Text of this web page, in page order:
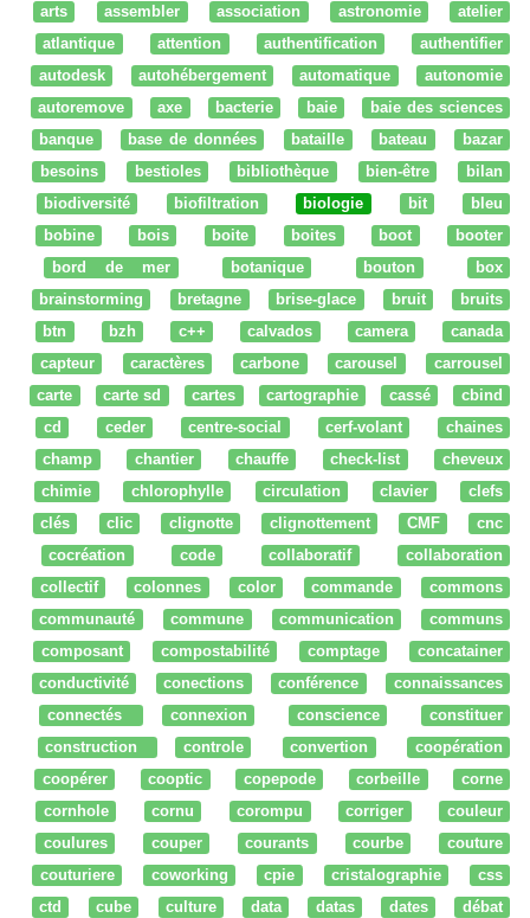
arts
assembler association astronomie
atelier
atlantique
attention authentification
authentifier
autodesk
autohébergement automatique
autonomie
autoremove
axe bacterie baie
baie des sciences
banque
base de données bataille bateau
bazar
besoins
bestioles bibliothèque bien-être
bilan
biodiversité
biofiltration biologie bit
bleu
bobine
bois boite boites boot
booter
bord de mer
botanique bouton
box
brainstorming
bretagne brise-glace bruit
bruits
btn
bzh c++ calvados camera
canada
capteur
caractères carbone carousel
carrousel
carte
carte sd cartes cartographie cassé
cbind
cd
ceder centre-social cerf-volant
chaines
champ
chantier chauffe check-list
cheveux
chimie
chlorophylle circulation clavier
clefs
clés
clic clignotte clignottement CMF
cnc
cocréation
code collaboratif
collaboration
collectif
colonnes color commande
commons
communauté
commune communication
communs
composant
compostabilité comptage
concatainer
conductivité
conections conférence
connaissances
connectés
connexion conscience
constituer
construction
controle convertion
coopération
coopérer
cooptic copepode corbeille
corne
cornhole
cornu corompu corriger
couleur
coulures
couper courants courbe
couture
couturiere
coworking cpie cristalographie
css
ctd
cube culture data datas dates
débat